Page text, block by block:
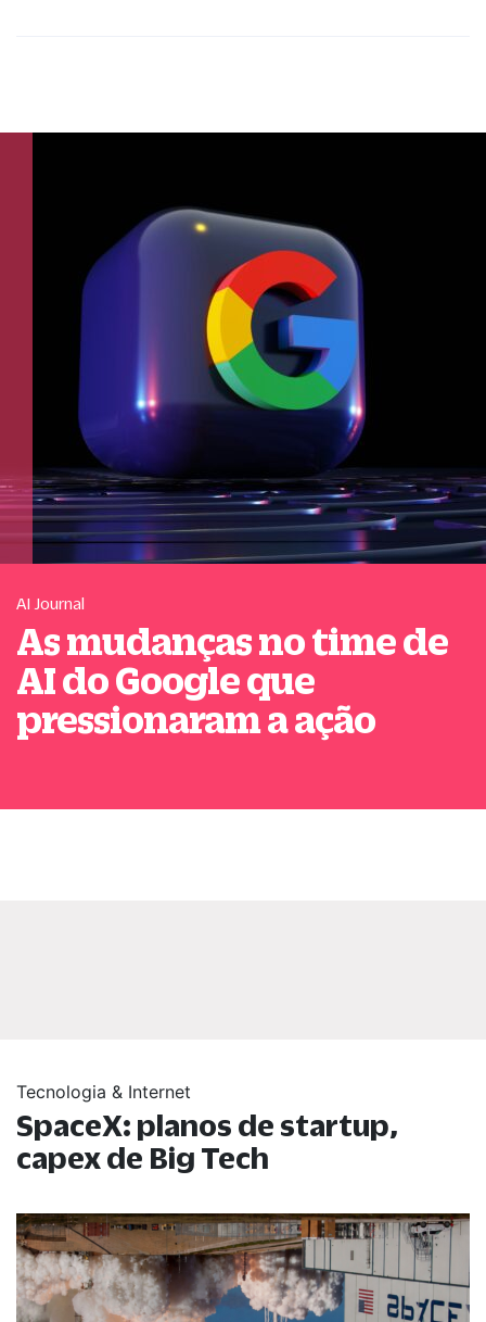
AI Journal
As mudanças no time de
AI do Google que
pressionaram a ação
Tecnologia & Internet
SpaceX: planos de startup,
capex de Big Tech